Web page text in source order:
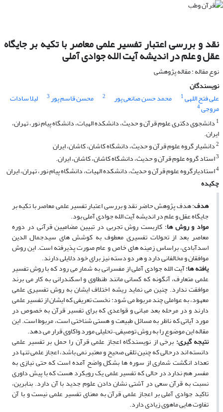
نقد و بررسی اعتبار تفسیر علمی معاصر با تکیه بر جایگاه
عقل و علم در اندیشه آیت الله جوادی آملی
نوع مقاله : مقاله پژوهشی
نویسندگان
علی فتح اللهی1 محمد حسن صانعی پور 2 محسن قاسم پور3 لیلا سادات
مروجی4
1 دانشجوی دکتری علوم قرآن و حدیث، دانشکده الهیات، دانشگاه پیام نور، تهران،
ایران.
2دانشیار گروه علوم قرآن و حدیث، دانشگاه کاشان، کاشان، ایران
3استاد گروه علوم قرآن و حدیث، دانشگاه کاشان، کاشان، ایران.
4استادیارگروه علوم قرآن و حدیث، دانشکده الهیات، دانشگاه پیام نور، تهران، ایران
چکیده
هدف: هدف پژوهش حاضر نقد و بررسی اعتبار تفسیر علمی معاصر با تکیه بر
جایگاه عقل و علم در اندیشه آیت الله جوادی آملی بود.
مواد و روش ها: کاربست روش تجربی در تبیین مضامیین قرآنی در دوره
معاصر بعد از تحولات تفسیری معطوف به کوشش های سیدجمال الدین
اسدآبادی، براساس زمینه های خاص و عام صورت پذیرفته است. این روش
موافقان و مخالفانی دارد و هر دو دسته نیز برای خود دلایلی دارند.
یافته ها:آیت الله جوادی آملی از مفسرانی به شمار می رود که با روش تفسیر
علمی متعارف، آنگونه که کسانی مانند طنطاوی و اسکندرانی به کار می برند
موافقت ندارد. چنین می نماید ریشه اختلاف ایشان به روش تفسیری علمی
معهود، به عواملی چند مربوط می شود: نخست تعریفی که ایشان از تفسیر علمی
دارند و در مرحله بعد مبانی و قواعدی که برای تفسیر قرآن به خصوص در
مورد آیاتی که ناظر به مسائل طبیعت و هستی شناختی است، مربوط است. این
مقاله این موضوع را به روش توصیفی – تحلیلی مورد واکاوی قرار می دهد.
نتیجه گیری: برخی از نویسندگاه اعجاز علمی قرآن را حمل بر تفسیر علمی
دانسته اند درحالی که چنین تلقی صحیح و معتبر نمی باشد، اعجاز علمی تنها در
تعداد انگشت شماری از سوره ها بشکل واضح آمده است که حتی نیازی به
مفسر هم ندارد در حالی که تفسیر علمی یک رویکرد هست که با پیش داوری
نسبت به قرآن سعی در آشتی نشان دادن علوم جدید با آن دارد. بنابرین،
تاکید جوادی آملی بر اعجاز علمی قرآن به معنای تفسیر علمی نیست و با آن
تفاوت هایی ماهوی زیادی دارد.